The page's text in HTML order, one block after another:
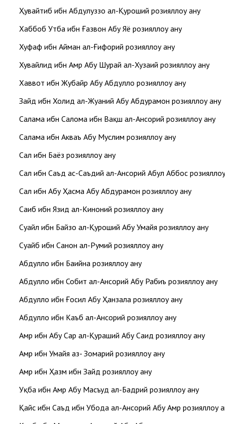
Ҳувайтиб ибн Абдулуззо ал-Қуроший розияллоҳу анҳу
Хаббоб Утба ибн Ғазвон Абу Яҳё розияллоҳу анҳу
Хуфаф ибн Айман ал-Ғифорий розияллоҳу анҳу
Хувайлид ибн Амр Абу Шурайҳ ал-Хузаий розияллоҳу анҳу
Хаввот ибн Жубайр Абу Абдуллоҳ розияллоҳу анҳу
Зайд ибн Холид ал-Жуҳаний Абу Абдураҳмон розияллоҳу анҳу
Салама ибн Салома ибн Вақш ал-Ансорий розияллоҳу анҳу
Салама ибн Акваъ Абу Муслим розияллоҳу анҳу
Саҳл ибн Баёз розияллоҳу анҳу
Саҳл ибн Саъд ас-Саъдий ал-Ансорий Абул Аббос розияллоҳу
Саҳл ибн Абу Ҳасма Абу Абдураҳмон розияллоҳу анҳу
Саиб ибн Язид ал-Киноний розияллоҳу анҳу
Суҳайл ибн Байзо ал-Қуроший Абу Умайя розияллоҳу анҳу
Суҳайб ибн Санон ал-Румий розияллоҳу анҳу
Абдуллоҳ ибн Баҳийна розияллоҳу анҳу
Абдуллоҳ ибн Собит ал-Ансорий Абу Рабиъ розияллоҳу анҳу
Абдуллоҳ ибн Ғосил Абу Ҳанзала розияллоҳу анҳу
Абдуллоҳ ибн Каъб ал-Ансорий розияллоҳу анҳу
Амр ибн Абу Сарҳ ал-Қураший Абу Саид розияллоҳу анҳу
Амр ибн Умайя аз- Зомарий розияллоҳу анҳу
Амр ибн Ҳазм ибн Зайд розияллоҳу анҳу
Уқба ибн Амр Абу Масъуд ал-Бадрий розияллоҳу анҳу
Қайс ибн Саъд ибн Убода ал-Ансорий Абу Амр розияллоҳу